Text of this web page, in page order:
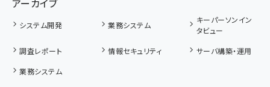
アーカイブ
システム開発 業務システム
キーパーソンイン
タビュー
調査レポート
情報セキュリティ
サーバ構築・運用
業務システム